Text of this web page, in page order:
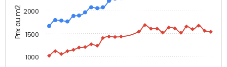
Prix au m2
1000
1500
2000